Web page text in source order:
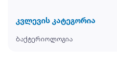
კვლევის კატეგორია
ბაქტერიოლოგია